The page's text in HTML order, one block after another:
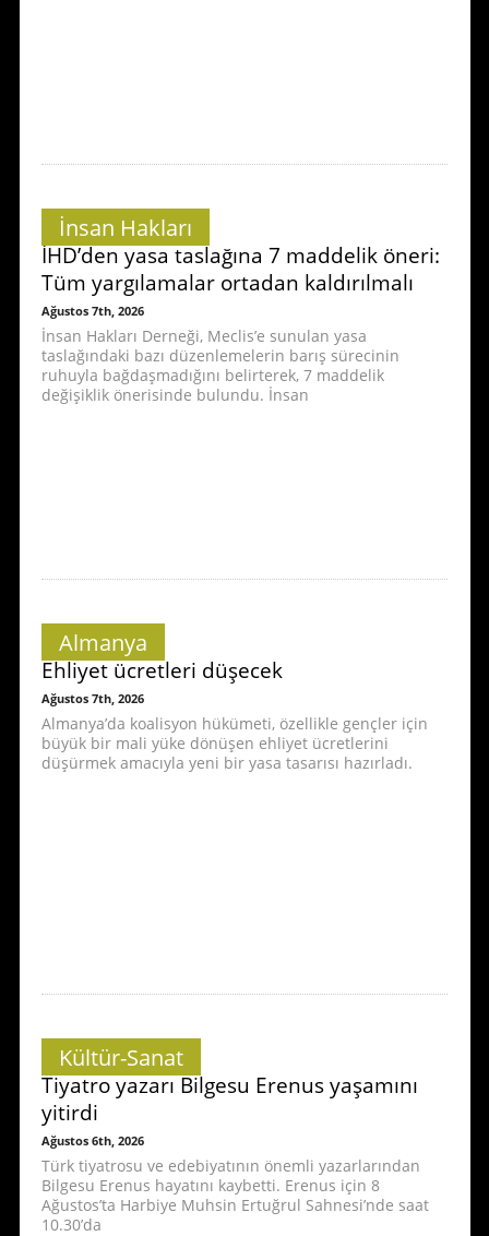
İnsan Hakları
İHD’den yasa taslağına 7 maddelik öneri:
Tüm yargılamalar ortadan kaldırılmalı
Ağustos 7th, 2026
İnsan Hakları Derneği, Meclis’e sunulan yasa
taslağındaki bazı düzenlemelerin barış sürecinin
ruhuyla bağdaşmadığını belirterek, 7 maddelik
değişiklik önerisinde bulundu. İnsan
Almanya
Ehliyet ücretleri düşecek
Ağustos 7th, 2026
Almanya’da koalisyon hükümeti, özellikle gençler için
büyük bir mali yüke dönüşen ehliyet ücretlerini
düşürmek amacıyla yeni bir yasa tasarısı hazırladı.
Kültür-Sanat
Tiyatro yazarı Bilgesu Erenus yaşamını
yitirdi
Ağustos 6th, 2026
Türk tiyatrosu ve edebiyatının önemli yazarlarından
Bilgesu Erenus hayatını kaybetti. Erenus için 8
Ağustos’ta Harbiye Muhsin Ertuğrul Sahnesi’nde saat
10.30’da